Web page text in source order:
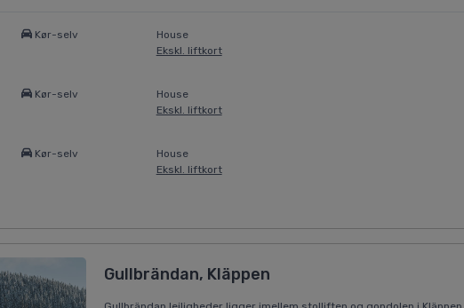
Kør-selv
House
Ekskl. liftkort
Kør-selv
House
Ekskl. liftkort
Kør-selv
House
Ekskl. liftkort
Gullbrändan, Kläppen